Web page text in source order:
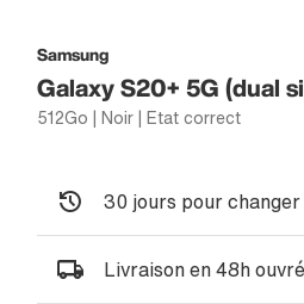
Samsung
Galaxy S20+ 5G (dual
512Go | Noir | Etat correct
30 jours pour
Livraison en 48h